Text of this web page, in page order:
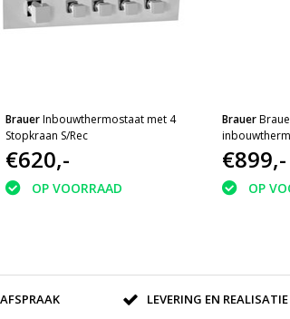
BrauerInbouwthermostaat met 4
Stopkraan S/Rec
€620,-
OP VOORRAAD
Brauer
baduitloo
€899,-
OP
LEVERING EN